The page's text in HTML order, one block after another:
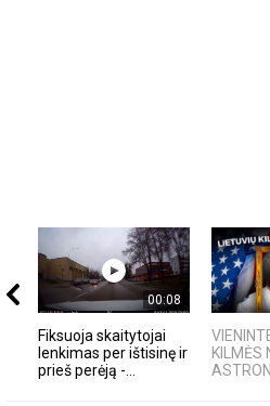
00:08
Fiksuoja skaitytojai
lenkimas per ištisinę ir
prieš perėją -...
KILMĖS